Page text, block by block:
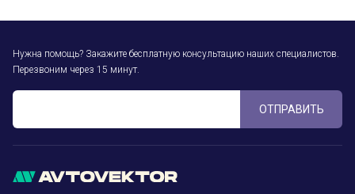
Нужна помощь? Закажите бесплатную консультацию наших специалистов.
Перезвоним через 15 минут.
ОТПРАВИТЬ